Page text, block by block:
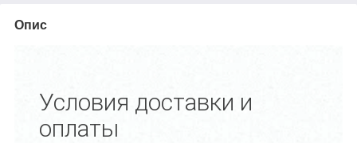
Опис
Условия доставки и
оплаты